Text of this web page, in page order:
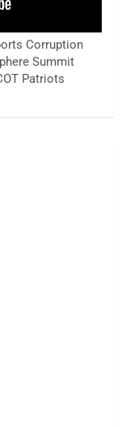
Corruption
Summit
Patriots